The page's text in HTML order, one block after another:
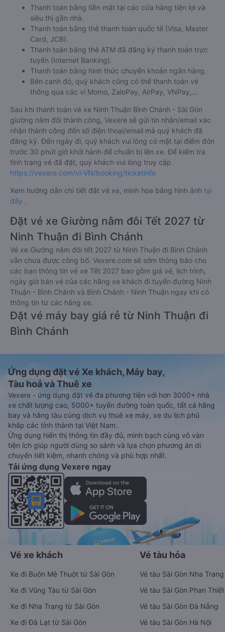
Thanh toán bằng tiền mặt tại các cửa hàng tiện lợi và
siêu thị gần nhà.
Thanh toán bằng thẻ thanh toán quốc tế (Visa, Master
Card, JCB).
Thanh toán bằng thẻ ATM đã đăng ký thanh toán trực
tuyến (Internet Banking).
Thanh toán bằng hình thức chuyển khoản ngân hàng.
Bên cạnh đó, quý khách cũng có thể thanh toán vé
thông qua các ví Momo, ZaloPay, AirPay, VNPay,…
Sau khi thanh toán vé xe Ninh Thuận Bình Chánh - Sài Gòn
giường nằm đôi thành công, Vexere sẽ gửi tin nhắn/email xác
nhận thành công đến số điện thoại/email mà quý khách đã
đăng ký. Đến ngày đi, quý khách vui lòng có mặt tại điểm đón
trước 30 phút giờ khởi hành để chuẩn bị lên xe. Để kiểm tra
tình trạng vé đã đặt, quý khách vui lòng truy cập
https://vexere.com/vi-VN/booking/ticketinfo
Xem hướng dẫn chi tiết đặt vé xe, minh họa bằng hình ảnh tại
đây .
Đặt vé xe Giường nằm đôi Tết 2027 từ
Ninh Thuận đi Bình Chánh
Vé xe Giường nằm đôi tết 2027 từ Ninh Thuận đi Bình Chánh
vẫn chưa được công bố. Vexere.com sẽ sớm thông báo cho
các bạn thông tin vé xe Tết 2027 bao gồm giá vé, lịch trình,
ngày giờ bán vé của các hãng xe khách đi tuyến đường Ninh
Thuận - Bình Chánh và Bình Chánh - Ninh Thuận ngay khi có
thông tin từ các hãng xe.
Đặt vé máy bay giá rẻ từ Ninh Thuận đi
Bình Chánh
Ứng dụng đặt vé Xe khách, Máy bay,
Tàu hoả và Thuê xe
Vexere - ứng dụng đặt vé đa phương tiện với hơn 3000+ nhà
xe chất lượng cao, 5000+ tuyến đường toàn quốc, tất cả hãng
bay và hãng tàu cùng dịch vụ thuê xe máy, xe du lịch phủ
khắp các tỉnh thành tại Việt Nam.
Ứng dụng hiển thị thông tin đầy đủ, minh bạch cùng vô vàn
tiện ích giúp người dùng so sánh và lựa chọn phương án di
chuyển tiết kiệm, nhanh chóng và phù hợp nhất.
Tải ứng dụng Vexere ngay
Vé xe khách
Xe đi Buôn Mê Thuột từ Sài Gòn
Xe đi Vũng Tàu từ Sài Gòn
Xe đi Nha Trang từ Sài Gòn
Xe đi Đà Lạt từ Sài Gòn
Vé tàu hỏa
Vé tàu Sài Gòn Nha Trang
Vé tàu Sài Gòn Phan Thiết
Vé tàu Sài Gòn Đà Nẵng
Vé tàu Sài Gòn Hà Nội